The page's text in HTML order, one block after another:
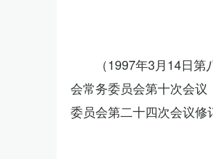
（1997年3月14日
会常务委员会第十次会
委员会第二十四次会议修